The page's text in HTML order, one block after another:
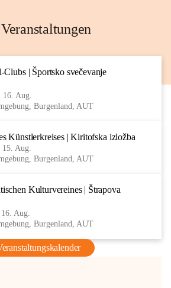
Clubs | Športsko svečevanje
16. Aug.
Burgenland, AUT
Künstlerkreises | Kiritofska izložba
Aug.
Burgenland, AUT
Kulturvereines | Štrapova
Aug.
Burgenland, AUT